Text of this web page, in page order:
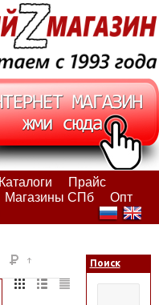
Каталоги
Прайс
Магазины СПб
Опт
Поиск